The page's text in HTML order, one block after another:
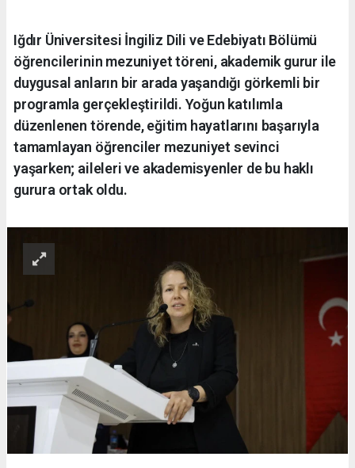
Iğdır Üniversitesi İngiliz Dili ve Edebiyatı Bölümü
öğrencilerinin mezuniyet töreni, akademik gurur ile
duygusal anların bir arada yaşandığı görkemli bir
programla gerçekleştirildi. Yoğun katılımla
düzenlenen törende, eğitim hayatlarını başarıyla
tamamlayan öğrenciler mezuniyet sevinci
yaşarken; aileleri ve akademisyenler de bu haklı
gurura ortak oldu.